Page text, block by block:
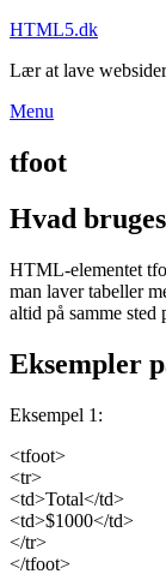
Skip
content
HTML5.dk
Lær at lave
Menu
tfoot
Hvad
HTML-elementet
man laver tabeller
altid på samme
Eksempler
Eksempel 1:
<tfoot>
<tr>
<td>Total</td>
<td>$1000</td>
</tr>
</tfoot>